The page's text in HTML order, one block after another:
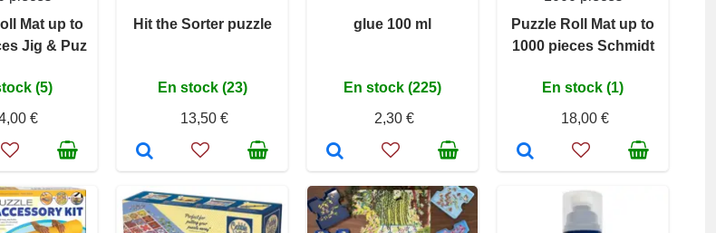
Mat up to
Jig & Puz
(5)
€
Hit the Sorter puzzle
En stock (23)
13,50 €
glue 100 ml
En stock (225)
2,30 €
Puzzle Roll Mat up to
1000 pieces Schmidt
En stock (1)
18,00 €